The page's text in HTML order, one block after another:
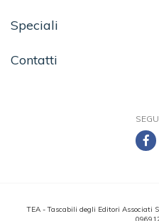
Speciali
Contatti
TEA - Tascabili degli Editori Associati